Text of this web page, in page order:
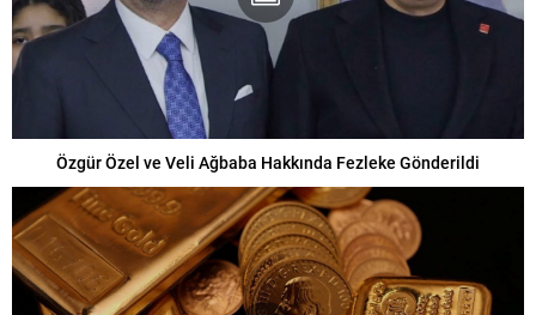
Özgür Özel ve Veli Ağbaba Hakkında Fezleke Gönderildi